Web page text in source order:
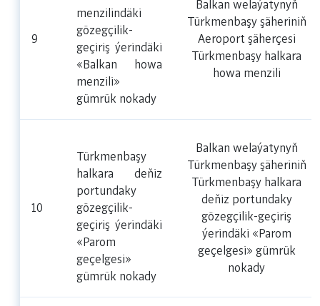
9
menzilindäki
gözegçilik-
geçiriş ýerindäki
«Balkan howa
menzili»
gümrük nokady
Balkan welaýatynyň
Türkmenbaşy şäheriniň
Aeroport şäherçesi
Türkmenbaşy halkara
howa menzili
10
Türkmenbaşy
halkara deňiz
portundaky
gözegçilik-
geçiriş ýerindäki
«Parom
geçelgesi»
gümrük nokady
Balkan welaýatynyň
Türkmenbaşy şäheriniň
Türkmenbaşy halkara
deňiz portundaky
gözegçilik-geçiriş
ýerindäki «Parom
geçelgesi» gümrük
nokady